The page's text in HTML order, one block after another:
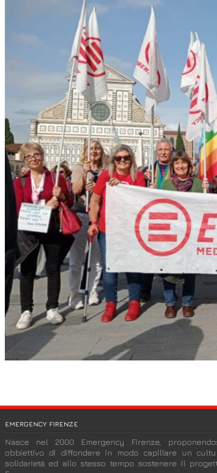
EMERGENCY FIRENZE
Nasce nel 2000 Emergency Firenze,
obbiettivo di diffondere in modo capillare un
solidarietà ed allo stesso tempo sostenere il